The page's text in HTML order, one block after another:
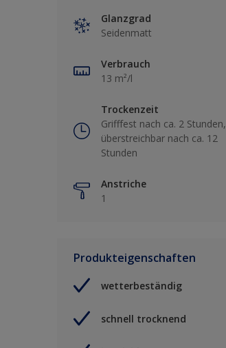
Glanzgrad
Seidenmatt
Verbrauch
13 m²/l
Trockenzeit
Grifffest nach ca. 2 Stunden,
überstreichbar nach ca. 12
Stunden
Anstriche
1
Produkteigenschaften
wetterbeständig
schnell trocknend